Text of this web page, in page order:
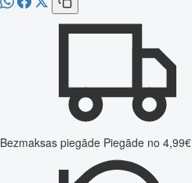
Bezmaksas piegāde Piegāde no 4,99€